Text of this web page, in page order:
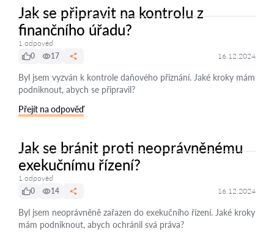
Jak se připravit na kontrolu z
finančního úřadu?
1 odpověď
0
17 16.12.2024
Byl jsem vyzván k kontrole daňového přiznání. Jaké kroky mám
podniknout, abych se připravil?
Přejít na odpověď
Jak se bránit proti neoprávněnému
exekučnímu řízení?
1 odpověď
0
14 16.12.2024
Byl jsem neoprávněně zařazen do exekučního řízení. Jaké kroky
mám podniknout, abych ochránil svá práva?